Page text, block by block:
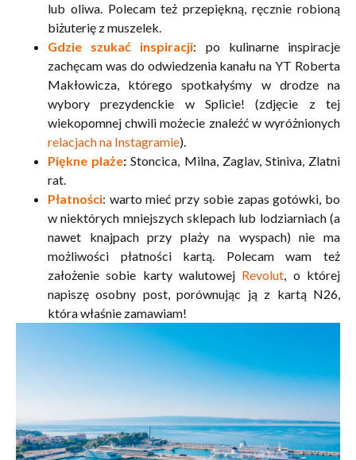
lub oliwa. Polecam też przepiękną, ręcznie robioną
biżuterię z muszelek.
Gdzie szukać inspiracji: po kulinarne inspiracje
zachęcam was do odwiedzenia kanału na YT Roberta
Makłowicza, którego spotkałyśmy w drodze na
wybory prezydenckie w Splicie! (zdjęcie z tej
wiekopomnej chwili możecie znaleźć w wyróżnionych
relacjach na Instagramie).
Piękne plaże: Stoncica, Milna, Zaglav, Stiniva, Zlatni
rat.
Płatności: warto mieć przy sobie zapas gotówki, bo
w niektórych mniejszych sklepach lub lodziarniach (a
nawet knajpach przy plaży na wyspach) nie ma
możliwości płatności kartą. Polecam wam też
założenie sobie karty walutowej Revolut, o której
napiszę osobny post, porównując ją z kartą N26,
która właśnie zamawiam!